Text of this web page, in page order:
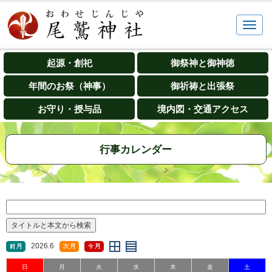
起源・創祀 御祭神と御神徳
年間のお祭（神事） 御祈祷と出張祭
お守り・授与品 境内図・交通アクセス
行事カレンダー
2026.6
日 月 火 水 木 金 土